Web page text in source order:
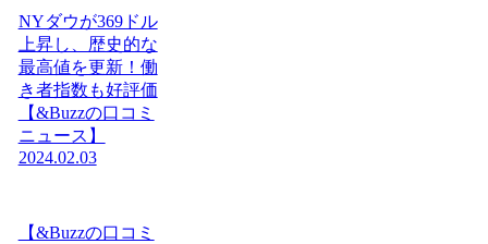
NYダウが369ドル
上昇し、歴史的な
最高値を更新！働
き者指数も好評価
【&Buzzの口コミ
ニュース】
2024.02.03
【&Buzzの口コミ